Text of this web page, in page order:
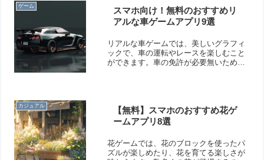
注意ください。
ゲーム
スマホ向け！無料のおすすめリ
アルな車ゲームアプリ9選
リアルな車ゲームでは、美しいグラフィ
ックで、車の運転やレースを楽しむこと
ができます。車の免許が必要無いため、
カジュアル
【無料】スマホのおすすめ花ゲ
ームアプリ8選
花ゲームでは、花のブロックを使ったパ
ズルが楽しめたり、花を育てる楽しさが